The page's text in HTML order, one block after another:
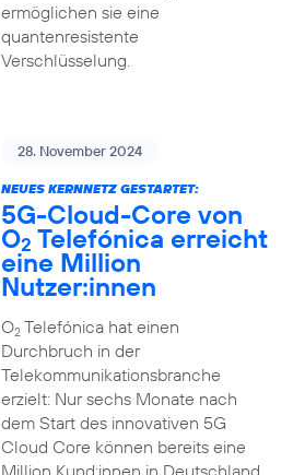
ermöglichen sie eine
quantenresistente
Verschlüsselung.
28. November 2024
NEUES KERNNETZ GESTARTET:
5G-Cloud-Core von
O2 Telefónica erreicht
eine Million
Nutzer:innen
O2Telefónica hat einen
Durchbruch in der
Telekommunikationsbranche
erzielt: Nur sechs Monate nach
dem Start des innovativen 5G
Cloud Core können bereits eine
Million Kund:innen in Deutschland